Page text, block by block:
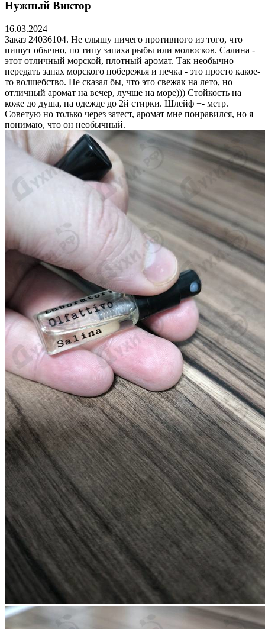
Нужный Виктор
16.03.2024
Заказ 24036104. Не слышу ничего противного из того, что
пишут обычно, по типу запаха рыбы или молюсков. Салина -
этот отличный морской, плотный аромат. Так необычно
передать запах морского побережья и печка - это просто какое-
то волшебство. Не сказал бы, что это свежак на лето, но
отличный аромат на вечер, лучше на море))) Стойкость на
коже до душа, на одежде до 2й стирки. Шлейф +- метр.
Советую но только через затест, аромат мне понравился, но я
понимаю, что он необычный.